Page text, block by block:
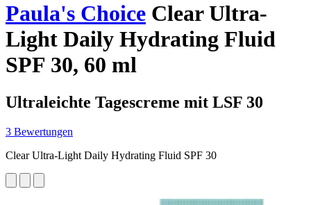
Paula's Choice Clear Ultra-
Light Daily Hydrating Fluid
SPF 30, 60 ml
Ultraleichte Tagescreme mit LSF 30
3 Bewertungen
Clear Ultra-Light Daily Hydrating Fluid SPF 30